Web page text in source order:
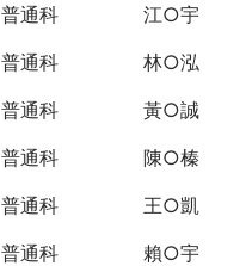
普通科
江○宇
普通科
林○泓
普通科
黃○誠
普通科
陳○榛
普通科
王○凱
普通科
賴○宇